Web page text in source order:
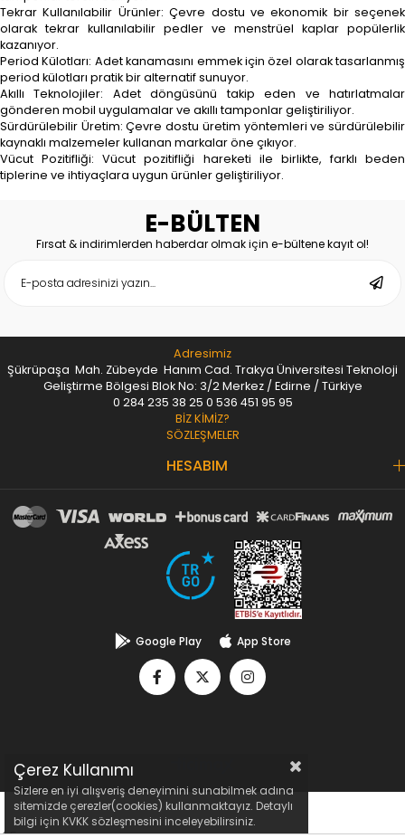
Tekrar Kullanılabilir Ürünler: Çevre dostu ve ekonomik bir seçenek
olarak tekrar kullanılabilir pedler ve menstrüel kaplar popülerlik
kazanıyor.
Period Külotları: Adet kanamasını emmek için özel olarak tasarlanmış
period külotları pratik bir alternatif sunuyor.
Akıllı Teknolojiler: Adet döngüsünü takip eden ve hatırlatmalar
gönderen mobil uygulamalar ve akıllı tamponlar geliştiriliyor.
Sürdürülebilir Üretim: Çevre dostu üretim yöntemleri ve sürdürülebilir
kaynaklı malzemeler kullanan markalar öne çıkıyor.
Vücut Pozitifliği: Vücut pozitifliği hareketi ile birlikte, farklı beden
tiplerine ve ihtiyaçlara uygun ürünler geliştiriliyor.
E-BÜLTEN
Fırsat & indirimlerden haberdar olmak için e-bültene kayıt ol!
Adresimiz
Şükrüpaşa Mah. Zübeyde Hanım Cad. Trakya Üniversitesi Teknoloji
Geliştirme Bölgesi Blok No: 3/2 Merkez / Edirne / Türkiye
0 284 235 38 25 0 536 451 95 95
BİZ KİMİZ?
SÖZLEŞMELER
HESABIM
Google Play App Store
Çerez Kullanımı
Sizlere en iyi alışveriş deneyimini sunabilmek adına
sitemizde çerezler(cookies) kullanmaktayız. Detaylı
bilgi için KVKK sözleşmesini inceleyebilirsiniz.